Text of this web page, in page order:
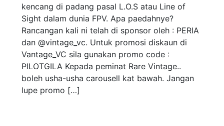
kencang di padang pasal L.O.S atau Line of
Sight dalam dunia FPV. Apa paedahnye?
Rancangan kali ni telah di sponsor oleh : PERIA
dan @vintage_vc. Untuk promosi diskaun di
Vantage_VC sila gunakan promo code :
PILOTGILA Kepada peminat Rare Vintage..
boleh usha-usha carousell kat bawah. Jangan
lupe promo […]